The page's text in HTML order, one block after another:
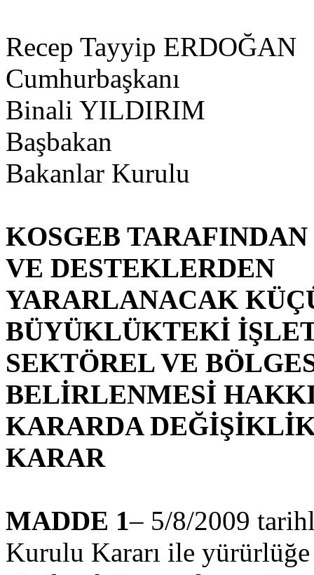
Recep Tayyip ERDOĞAN
Cumhurbaşkanı
Binali YILDIRIM
Başbakan
Bakanlar Kurulu
KOSGEB
VE DESTEKLERDEN
YARARLANACAK
BÜYÜKLÜKTEKİ
SEKTÖREL VE
BELİRLENMESİ
KARARDA
KARAR
MADDE 1– 5/8/2009
Kurulu Kararı ile